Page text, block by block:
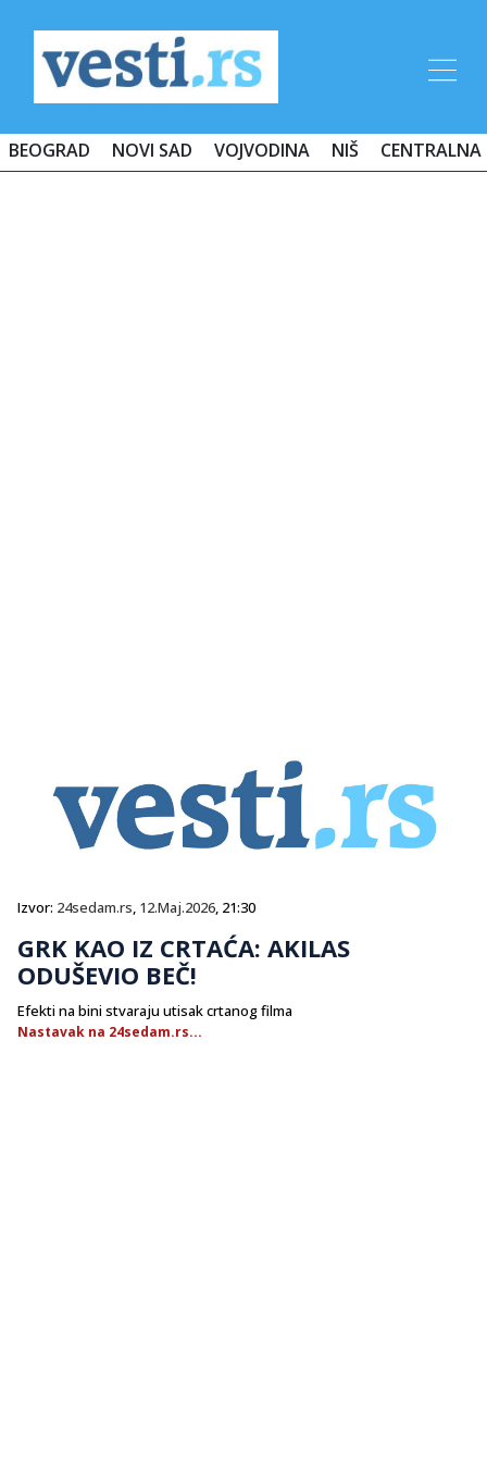
BEOGRAD NOVI SAD VOJVODINA NIŠ CENTRALNA
Izvor: 24sedam.rs, 12.Maj.2026, 21:30
GRK KAO IZ CRTAĆA: AKILAS
ODUŠEVIO BEČ!
Efekti na bini stvaraju utisak crtanog filma
Nastavak na 24sedam.rs...